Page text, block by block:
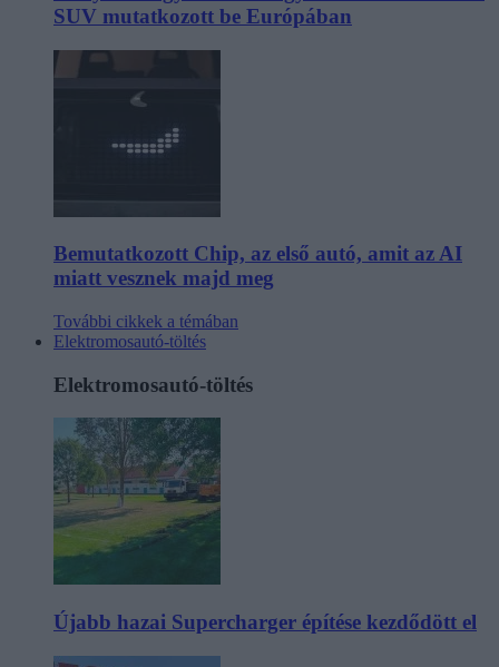
SUV mutatkozott be Európában
Bemutatkozott Chip, az első autó, amit az AI
miatt vesznek majd meg
További cikkek a témában
Elektromosautó-töltés
Elektromosautó-töltés
Újabb hazai Supercharger építése kezdődött el